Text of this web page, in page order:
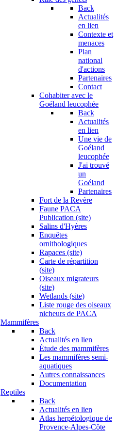
Back
Actualités
en lien
Contexte et
menaces
Plan
national
d'actions
Partenaires
Contact
Cohabiter avec le
Goéland leucophée
Back
Actualités
en lien
Une vie de
Goéland
leucophée
J'ai trouvé
un
Goéland
Partenaires
Fort de la Revère
Faune PACA
Publication (site)
Salins d'Hyères
Enquêtes
ornithologiques
Rapaces (site)
Carte de répartition
(site)
Oiseaux migrateurs
(site)
Wetlands (site)
Liste rouge des oiseaux
nicheurs de PACA
Mammifères
Back
Actualités en lien
Étude des mammifères
Les mammifères semi-
aquatiques
Autres connaissances
Documentation
Reptiles
Back
Actualités en lien
Atlas herpétologique de
Provence-Alpes-Côte